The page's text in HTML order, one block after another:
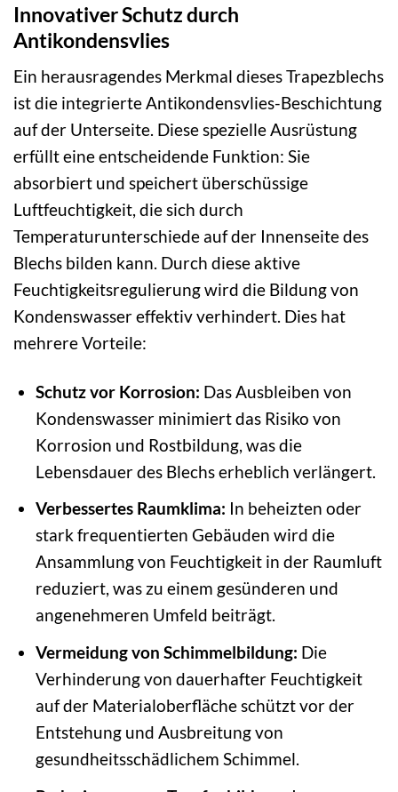
Innovativer Schutz durch
Antikondensvlies
Ein herausragendes Merkmal dieses Trapezblechs
ist die integrierte Antikondensvlies-Beschichtung
auf der Unterseite. Diese spezielle Ausrüstung
erfüllt eine entscheidende Funktion: Sie
absorbiert und speichert überschüssige
Luftfeuchtigkeit, die sich durch
Temperaturunterschiede auf der Innenseite des
Blechs bilden kann. Durch diese aktive
Feuchtigkeitsregulierung wird die Bildung von
Kondenswasser effektiv verhindert. Dies hat
mehrere Vorteile:
Schutz vor Korrosion: Das Ausbleiben von
Kondenswasser minimiert das Risiko von
Korrosion und Rostbildung, was die
Lebensdauer des Blechs erheblich verlängert.
Verbessertes Raumklima: In beheizten oder
stark frequentierten Gebäuden wird die
Ansammlung von Feuchtigkeit in der Raumluft
reduziert, was zu einem gesünderen und
angenehmeren Umfeld beiträgt.
Vermeidung von Schimmelbildung: Die
Verhinderung von dauerhafter Feuchtigkeit
auf der Materialoberfläche schützt vor der
Entstehung und Ausbreitung von
gesundheitsschädlichem Schimmel.